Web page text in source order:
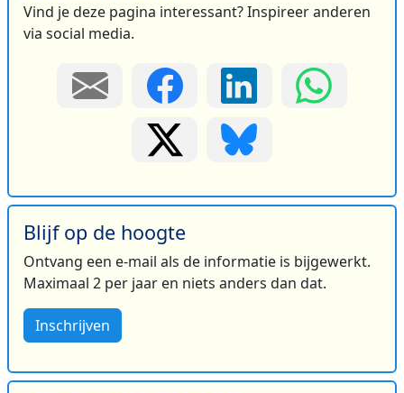
Vind je deze pagina interessant? Inspireer anderen
via social media.
Blijf op de hoogte
Ontvang een e-mail als de informatie is bijgewerkt.
Maximaal 2 per jaar en niets anders dan dat.
Inschrijven